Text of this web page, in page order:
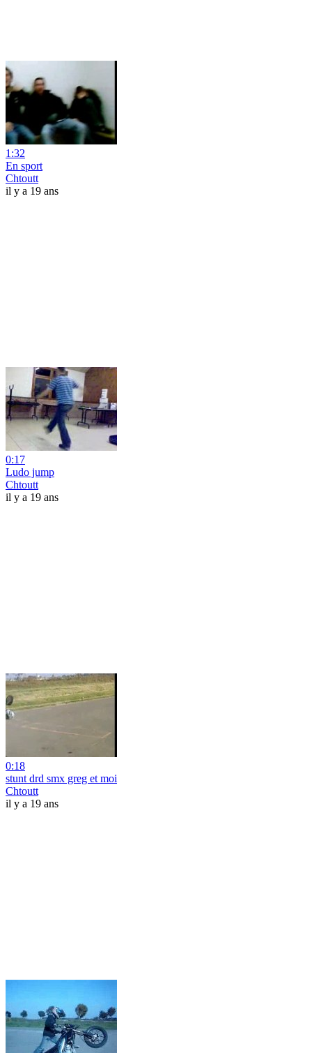
1:32
En sport
Chtoutt
il y a 19 ans
0:17
Ludo jump
Chtoutt
il y a 19 ans
0:18
stunt drd smx greg et moi
Chtoutt
il y a 19 ans